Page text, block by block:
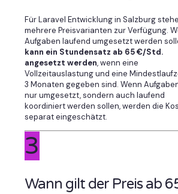
Für Laravel Entwicklung in Salzburg
mehrere Preisvarianten zur Verfügung.
Aufgaben laufend umgesetzt werden
kann ein Stundensatz ab 65 €/Std.
angesetzt werden, wenn eine
Vollzeitauslastung und eine
3 Monaten gegeben sind. Wenn
nur umgesetzt, sondern auch laufend
koordiniert werden sollen, werden die
separat eingeschätzt.
3
Wann gilt der Preis ab